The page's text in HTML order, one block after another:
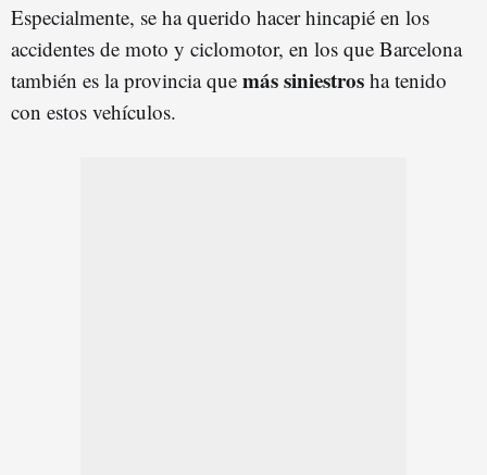
Especialmente, se ha querido hacer hincapié en los
accidentes de moto y ciclomotor, en los que Barcelona
también es la provincia que más siniestros ha tenido
con estos vehículos.